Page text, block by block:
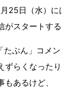
25日（水）
スタートする
たぶん」コメン
ずらくなった
あるけど、